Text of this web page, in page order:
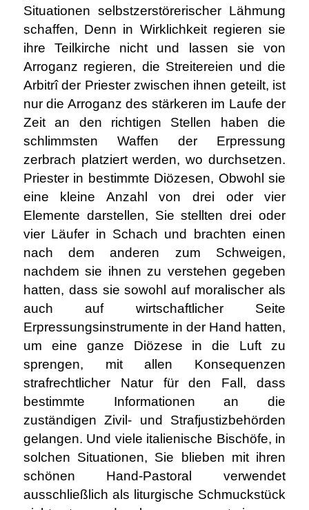
Situationen selbstzerstörerischer Lähmung
schaffen, Denn in Wirklichkeit regieren sie
ihre Teilkirche nicht und lassen sie von
Arroganz regieren, die Streitereien und die
Arbitrî der Priester zwischen ihnen geteilt, ist
nur die Arroganz des stärkeren im Laufe der
Zeit an den richtigen Stellen haben die
schlimmsten Waffen der Erpressung
zerbrach platziert werden, wo durchsetzen.
Priester in bestimmte Diözesen, Obwohl sie
eine kleine Anzahl von drei oder vier
Elemente darstellen, Sie stellten drei oder
vier Läufer in Schach und brachten einen
nach dem anderen zum Schweigen,
nachdem sie ihnen zu verstehen gegeben
hatten, dass sie sowohl auf moralischer als
auch auf wirtschaftlicher Seite
Erpressungsinstrumente in der Hand hatten,
um eine ganze Diözese in die Luft zu
sprengen, mit allen Konsequenzen
strafrechtlicher Natur für den Fall, dass
bestimmte Informationen an die
zuständigen Zivil- und Strafjustizbehörden
gelangen. Und viele italienische Bischöfe, in
solchen Situationen, Sie blieben mit ihren
schönen Hand-Pastoral verwendet
ausschließlich als liturgische Schmuckstück